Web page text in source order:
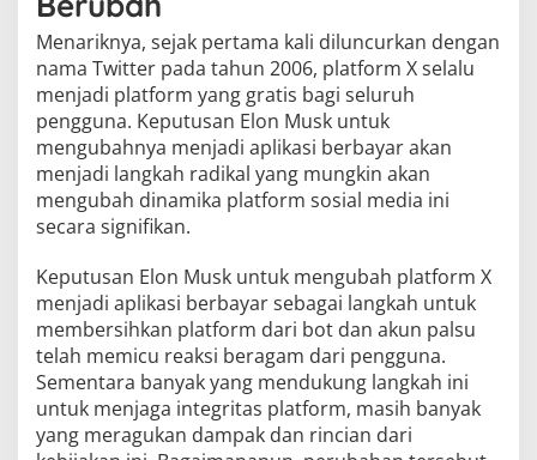
Menariknya, sejak pertama kali diluncurkan dengan
nama Twitter pada tahun 2006, platform X selalu
menjadi platform yang gratis bagi seluruh
pengguna. Keputusan Elon Musk untuk
mengubahnya menjadi aplikasi berbayar akan
menjadi langkah radikal yang mungkin akan
mengubah dinamika platform sosial media ini
secara signifikan.
Keputusan Elon Musk untuk mengubah platform X
menjadi aplikasi berbayar sebagai langkah untuk
membersihkan platform dari bot dan akun palsu
telah memicu reaksi beragam dari pengguna.
Sementara banyak yang mendukung langkah ini
untuk menjaga integritas platform, masih banyak
yang meragukan dampak dan rincian dari